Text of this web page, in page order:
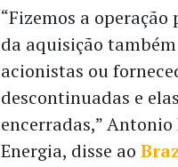
“Fizemos a
da aquisição
acionistas ou
descontinuadas e
encerradas,”
Energia, disse ao